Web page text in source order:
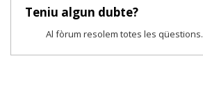
Teniu algun dubte?
Al fòrum resolem totes les qüestions.